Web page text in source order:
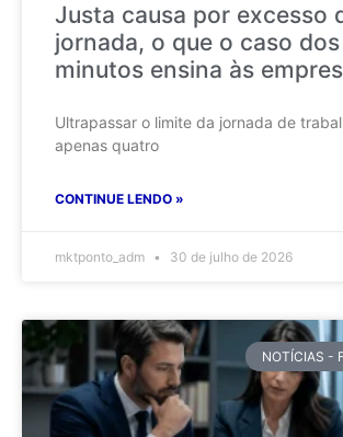
Justa causa por excesso
jornada, o que o caso
minutos ensina às
Ultrapassar o limite da jornada de
apenas quatro
CONTINUE LENDO »
mktponto_adm 30 de julho de 2026
NOTÍCIAS -